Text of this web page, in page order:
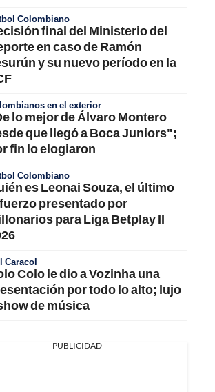
Colombiano
final del Ministerio del
en caso de Ramón
y su nuevo período en la
en el exterior
lo mejor de Álvaro Montero
que llegó a Boca Juniors";
fin lo elogiaron
Colombiano
es Leonai Souza, el último
presentado por
para Liga Betplay II
Caracol
Colo le dio a Vozinha una
por todo lo alto; lujo
de música
PUBLICIDAD